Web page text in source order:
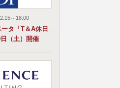
～18:00
ータ「T＆A休日
（土）開催